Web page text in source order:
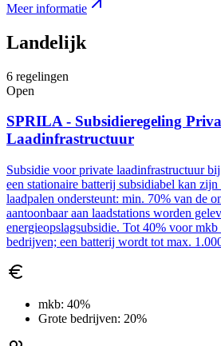
Meer informatie
Landelijk
6 regelingen
Open
SPRILA - Subsidieregeling
Laadinfrastructuur
Subsidie voor private laadinfrastructuur
een stationaire batterij subsidiabel kan
laadpalen ondersteunt: min. 70% van de
aantoonbaar aan laadstations worden
energieopslagsubsidie. Tot 40% voor
bedrijven; een batterij wordt tot max.
mkb: 40%
Grote bedrijven: 20%